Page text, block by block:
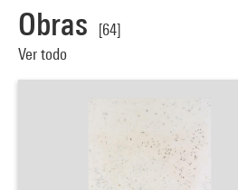
Obras
[64]
Ver todo